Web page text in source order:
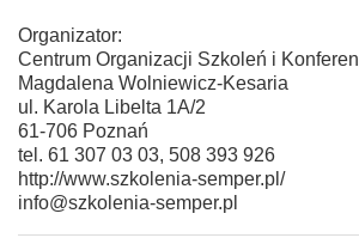
Organizator:
Centrum Organizacji Szkoleń i
Magdalena Wolniewicz-Kesaria
ul. Karola Libelta 1A/2
61-706 Poznań
tel. 61 307 03 03, 508 393 926
http://www.szkolenia-semper.pl/
info@szkolenia-semper.pl